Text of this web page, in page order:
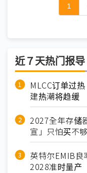
1
近７天热门报导
MLCC订单过
建热潮将趋缓
2027全年存储
宣」只怕买不够
英特尔EMIB
2028准时量产